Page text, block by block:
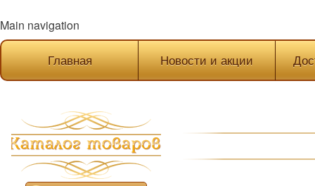
Main navigation
Главная Новости и акции